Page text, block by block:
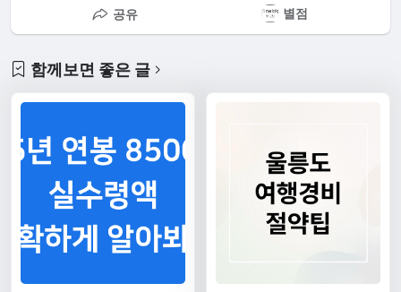
공유
별점
함께보면 좋은 글